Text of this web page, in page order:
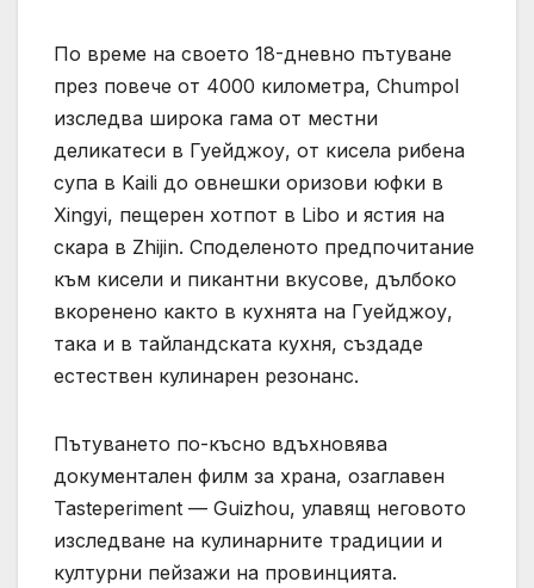
По време на своето 18-дневно пътуване
през повече от 4000 километра, Chumpol
изследва широка гама от местни
деликатеси в Гуейджоу, от кисела рибена
супа в Kaili до овнешки оризови юфки в
Xingyi, пещерен хотпот в Libo и ястия на
скара в Zhijin. Споделеното предпочитание
към кисели и пикантни вкусове, дълбоко
вкоренено както в кухнята на Гуейджоу,
така и в тайландската кухня, създаде
естествен кулинарен резонанс.
Пътуването по-късно вдъхновява
документален филм за храна, озаглавен
Tasteperiment — Guizhou, улавящ неговото
изследване на кулинарните традиции и
културни пейзажи на провинцията.